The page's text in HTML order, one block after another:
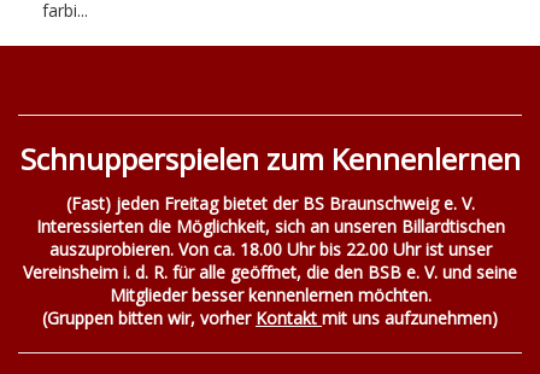
farbi...
Schnupperspielen zum Kennenlernen
(Fast) jeden Freitag bietet der BS Braunschweig e. V.
Interessierten die Möglichkeit, sich an unseren Billardtischen
auszuprobieren. Von ca. 18.00 Uhr bis 22.00 Uhr ist unser
Vereinsheim i. d. R. für alle geöffnet, die den BSB e. V. und seine
Mitglieder besser kennenlernen möchten.
(Gruppen bitten wir, vorher Kontakt mit uns aufzunehmen)